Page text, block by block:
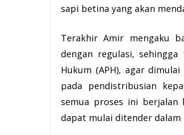
sapi betina yang akan
Terakhir Amir mengaku
dengan regulasi,
Hukum (APH), agar
pada pendistribusian
semua proses ini berjalan
dapat mulai ditender dalam